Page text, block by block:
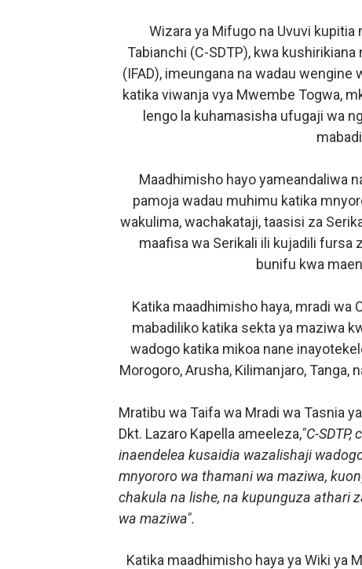
FURSA ZA BIASHARA ZA
EWURA KANDA YA KATI
Rais Dkt. Samia Afungua
KIELELEZO KIPYA CHA
Wizara ya Mifugo na Uvuvi kupitia
Tabianchi (C-SDTP), kwa
(IFAD), imeungana na wadau
katika viwanja vya Mwembe Togwa,
lengo la kuhamasisha ufugaji wa
Maadhimisho hayo yameandaliwa
pamoja wadau muhimu katika
wakulima, wachakataji, taasisi za
maafisa wa Serikali ili kujadili fursa
bunifu kwa
Katika maadhimisho haya, mradi wa
mabadiliko katika sekta ya maziwa
wadogo katika mikoa nane
Morogoro, Arusha, Kilimanjaro, Tanga,
Mratibu wa Taifa wa Mradi wa Tasnia
Dkt. Lazaro Kapella ameeleza,"C-
inaendelea kusaidia wazalishaji
mnyororo wa thamani wa maziwa,
chakula na lishe, na kupunguza athari
wa maziwa".
Katika maadhimisho haya ya Wiki ya